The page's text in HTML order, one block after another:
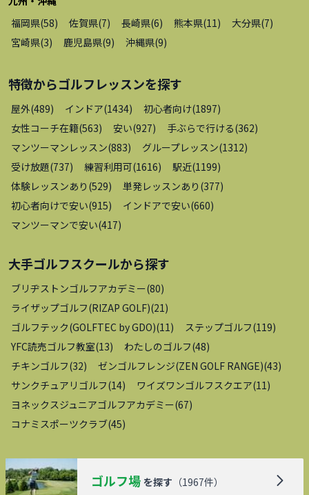
福岡県(58) 佐賀県(7) 長崎県(6) 熊本県(11) 大分県(7)
宮崎県(3) 鹿児島県(9) 沖縄県(9)
特徴からゴルフレッスンを探す
屋外(489) インドア(1434) 初心者向け(1897)
女性コーチ在籍(563) 安い(927) 手ぶらで行ける(362)
マンツーマンレッスン(883) グループレッスン(1312)
受け放題(737) 練習利用可(1616) 駅近(1199)
体験レッスンあり (529) 単発レッスンあり (377)
初心者向けで安い(915) インドアで安い(660)
マンツーマンで安い(417)
大手ゴルフスクールから探す
ブリヂストンゴルフアカデミー(80)
ライザップゴルフ(RIZAP GOLF)(21)
ゴルフテック(GOLFTEC by GDO)(11) ステップゴルフ(119)
YFC読売ゴルフ教室(13) わたしのゴルフ(48)
チキンゴルフ(32) ゼンゴルフレンジ(ZEN GOLF RANGE)(43)
サンクチュアリゴルフ(14) ワイズワンゴルフスクエア(11)
ヨネックスジュニアゴルフアカデミー(67)
コナミスポーツクラブ(45)
ゴルフ場 を探す （1967件）